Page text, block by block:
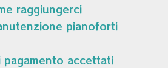
raggiungerci
pianoforti
accettati